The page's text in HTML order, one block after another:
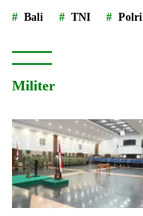
Bali TNI Polri
Militer